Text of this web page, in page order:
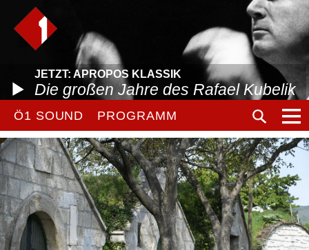
JETZT: APROPOS KLASSIK
Die großen Jahre des Rafael Kubelik
Ö1 SOUND PROGRAMM